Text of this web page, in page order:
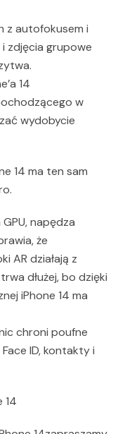
z autofokusem i
zdjęcia grupowe
14
w
wydobycie
14 ma ten sam
napędza
że
AR działają z
dłużej, bo dzięki
iPhone 14 ma
chroni poufne
ID, kontakty i
14